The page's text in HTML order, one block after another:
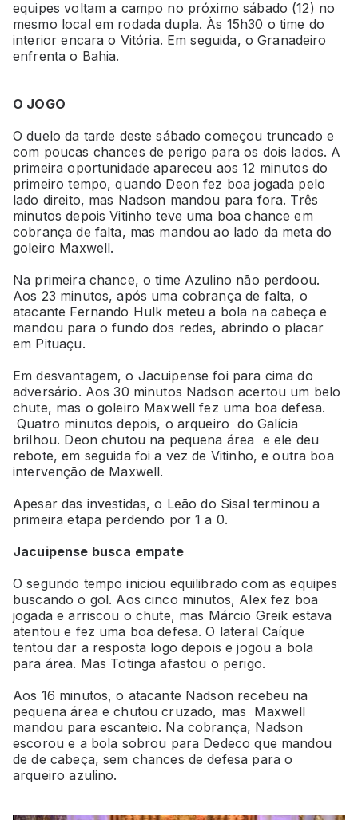
equipes voltam a campo no próximo sábado (12) no
mesmo local em rodada dupla. Às 15h30 o time do
interior encara o Vitória. Em seguida, o Granadeiro
enfrenta o Bahia.
O JOGO
O duelo da tarde deste sábado começou truncado e
com poucas chances de perigo para os dois lados. A
primeira oportunidade apareceu aos 12 minutos do
primeiro tempo, quando Deon fez boa jogada pelo
lado direito, mas Nadson mandou para fora. Três
minutos depois Vitinho teve uma boa chance em
cobrança de falta, mas mandou ao lado da meta do
goleiro Maxwell.
Na primeira chance, o time Azulino não perdoou.
Aos 23 minutos, após uma cobrança de falta, o
atacante Fernando Hulk meteu a bola na cabeça e
mandou para o fundo dos redes, abrindo o placar
em Pituaçu.
Em desvantagem, o Jacuipense foi para cima do
adversário. Aos 30 minutos Nadson acertou um belo
chute, mas o goleiro Maxwell fez uma boa defesa.
Quatro minutos depois, o arqueiro do Galícia
brilhou. Deon chutou na pequena área e ele deu
rebote, em seguida foi a vez de Vitinho, e outra boa
intervenção de Maxwell.
Apesar das investidas, o Leão do Sisal terminou a
primeira etapa perdendo por 1 a 0.
Jacuipense busca empate
O segundo tempo iniciou equilibrado com as equipes
buscando o gol. Aos cinco minutos, Alex fez boa
jogada e arriscou o chute, mas Márcio Greik estava
atentou e fez uma boa defesa. O lateral Caíque
tentou dar a resposta logo depois e jogou a bola
para área. Mas Totinga afastou o perigo.
Aos 16 minutos, o atacante Nadson recebeu na
pequena área e chutou cruzado, mas Maxwell
mandou para escanteio. Na cobrança, Nadson
escorou e a bola sobrou para Dedeco que mandou
de de cabeça, sem chances de defesa para o
arqueiro azulino.